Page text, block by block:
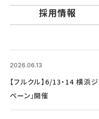
採用情報
2026.06.13
【フルクル】6/13・14 横浜
ペーン」開催